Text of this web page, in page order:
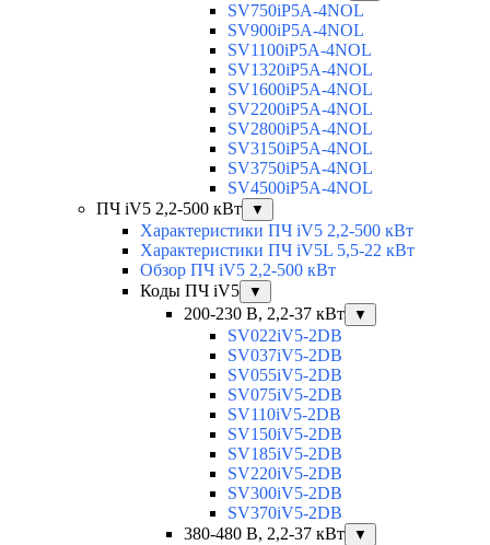
SV750iP5A-4NOL
SV900iP5A-4NOL
SV1100iP5A-4NOL
SV1320iP5A-4NOL
SV1600iP5A-4NOL
SV2200iP5A-4NOL
SV2800iP5A-4NOL
SV3150iP5A-4NOL
SV3750iP5A-4NOL
SV4500iP5A-4NOL
ПЧ iV5 2,2-500 кВт
▼
Характеристики ПЧ iV5 2,2-500 кВт
Характеристики ПЧ iV5L 5,5-22 кВт
Обзор ПЧ iV5 2,2-500 кВт
Коды ПЧ iV5
▼
200-230 В, 2,2-37 кВт ▼
SV022iV5-2DB
SV037iV5-2DB
SV055iV5-2DB
SV075iV5-2DB
SV110iV5-2DB
SV150iV5-2DB
SV185iV5-2DB
SV220iV5-2DB
SV300iV5-2DB
SV370iV5-2DB
380-480 В, 2,2-37 кВт
▼